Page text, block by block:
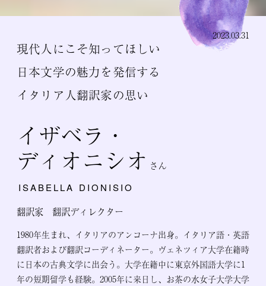
現代人にこそ知ってほしい
日本文学の魅力を発信する
イタリア人翻訳家の思い
イザベラ・
ディオニシオ さん
ISABELLA DIONISIO
翻訳家 翻訳ディレクター
2023.03.31
1980年生まれ、イタリアのアンコーナ出身。イタリア語・英語
翻訳者および翻訳コーディネーター。ヴェネツィア大学在籍時
に日本の古典文学に出会う。大学在籍中に東京外国語大学に1
年の短期留学も経験。2005年に来日し、お茶の水女子大学大学